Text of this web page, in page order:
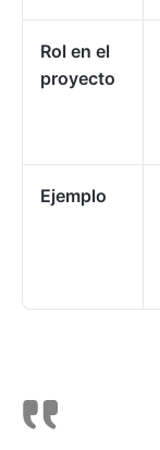
Rol en el
proyecto
Ejemplo